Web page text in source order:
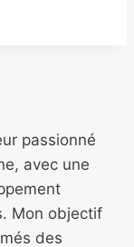
passionné
avec une
Mon objectif
des